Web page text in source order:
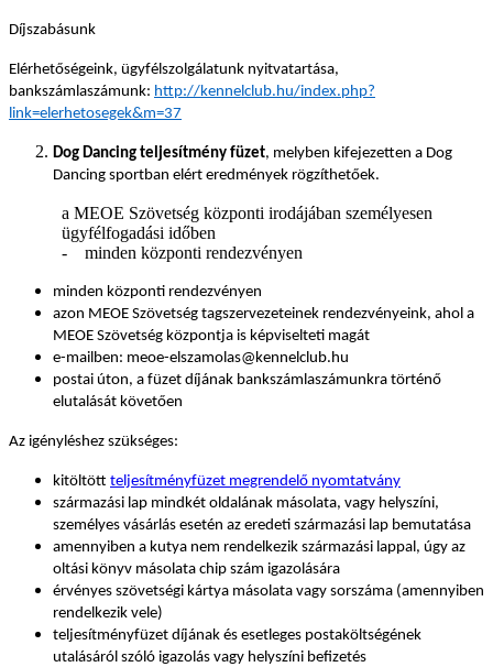
Díjszabásunk
Elérhetőségeink, ügyfélszolgálatunk nyitvatartása,
bankszámlaszámunk: http://kennelclub.hu/index.php?
link=elerhetosegek&m=37
Dog Dancing teljesítmény füzet, melyben kifejezetten a Dog
Dancing sportban elért eredmények rögzíthetőek.
a MEOE Szövetség központi irodájában személyesen
ügyfélfogadási időben
- minden központi rendezvényen
minden központi rendezvényen
azon MEOE Szövetség tagszervezeteinek rendezvényeink, ahol a
MEOE Szövetség központja is képviselteti magát
e-mailben: meoe-elszamolas@kennelclub.hu
postai úton, a füzet díjának bankszámlaszámunkra történő
elutalását követően
Az igényléshez szükséges:
kitöltött teljesítményfüzet megrendelő nyomtatvány
származási lap mindkét oldalának másolata, vagy helyszíni,
személyes vásárlás esetén az eredeti származási lap bemutatása
amennyiben a kutya nem rendelkezik származási lappal, úgy az
oltási könyv másolata chip szám igazolására
érvényes szövetségi kártya másolata vagy sorszáma (amennyiben
rendelkezik vele)
teljesítményfüzet díjának és esetleges postaköltségének
utalásáról szóló igazolás vagy helyszíni befizetés